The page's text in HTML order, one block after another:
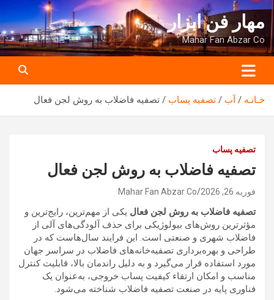
به
محتوا
برویدمهار فن ابزار
Mahar Fan Abzar Co
خـانـه آب تصفیه پساب تصفیه فاضلاب به روش لجن فعال
تصفیه پساب
تصفیه فاضلاب به روش لجن فعال
فوریه 26, 2026 Mahar Fan Abzar Co
تصفیه فاضلاب به روش لجن فعال یکی از مهم‌ترین، رایج‌ترین و
مؤثرترین روش‌های بیولوژیکی برای حذف آلودگی‌های آلی از
فاضلاب شهری و صنعتی است. این فرایند سال‌هاست که در
طراحی و بهره‌برداری تصفیه‌خانه‌های فاضلاب در سراسر جهان
مورد استفاده قرار می‌گیرد و به دلیل راندمان بالا، قابلیت کنترل
مناسب و امکان ارتقاء کیفیت پساب خروجی، به‌عنوان یک
فناوری پایه در صنعت تصفیه فاضلاب شناخته می‌شود.